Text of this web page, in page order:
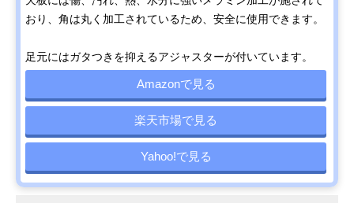
おり、角は丸く加工されているため、安全に使用できます。
足元にはガタつきを抑えるアジャスターが付いています。
Amazonで見る
楽天市場で見る
Yahoo!で見る